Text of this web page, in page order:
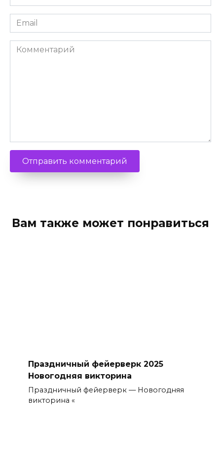
*
Email
*
Комментарий
Вам также может понравиться
Праздничный фейерверк 2025
Новогодняя викторина
Праздничный фейерверк — Новогодняя
викторина «